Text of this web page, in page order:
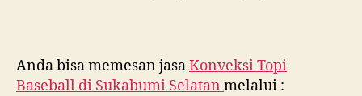
Anda bisa memesan jasaKonveksi Topi
Baseball di Sukabumi Selatan melalui :